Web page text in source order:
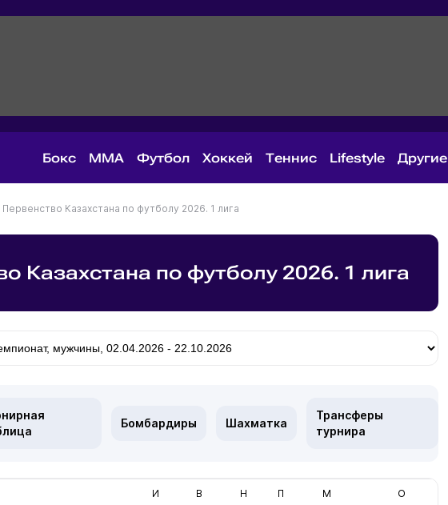
Бокс MMA Футбол Хоккей Теннис Lifestyle Другие
Первенство Казахстана по футболу 2026. 1 лига
Казахстана по футболу 2026. 1 лига
Бомбардиры Шахматка
Трансферы
турнира
И В Н П М О